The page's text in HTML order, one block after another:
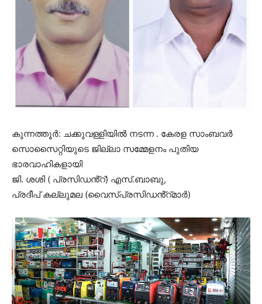
കുന്നത്തൂർ: ചക്കുവള്ളിയിൽ നടന്ന . കേരള സാംബവർ
സൊസൈറ്റിയുടെ ജില്ലാ സമ്മേളനം പുതിയ
ഭാരവാഹികളായി
ജി. ശശി ( പ്രസിഡൻ്റ്) എസ്.ബാബു,
പ്രദീപ് കല്ലുമല (വൈസ്പ്രസിഡൻ്റ്മാർ)